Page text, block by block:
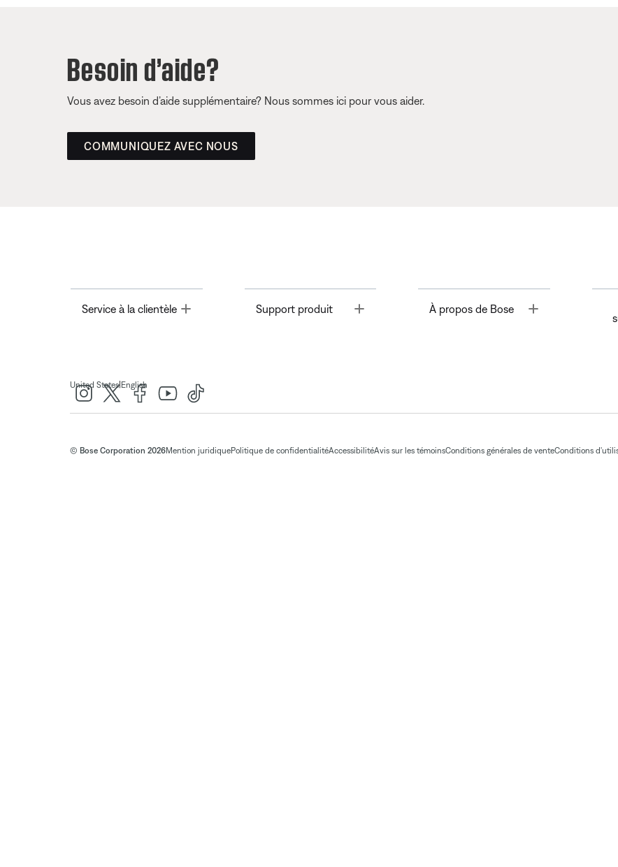
Besoin d’aide?
Vous avez besoin d’aide supplémentaire? Nous sommes ici pour vous aider.
COMMUNIQUEZ AVEC NOUS
Service à la clientèle Toggle Support produit À propos de Bose Toggle
United States| English
© Bose Corporation 2026Mention juridiquePolitique de confidentialitéAccessibilitéAvis sur les témoinsConditions générales de venteConditions